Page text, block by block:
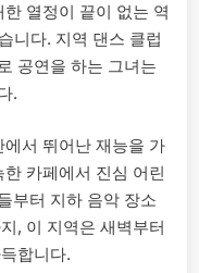
열정이 끝이 없는 역
니다. 지역 댄스 클럽
공연을 하는 그녀는
.
서 뛰어난 재능을 가
카페에서 진심 어린
부터 지하 음악 장소
, 이 지역은 새벽부터
합니다.